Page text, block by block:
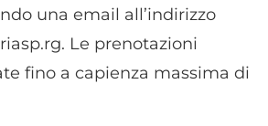
una email all’indirizzo
Le prenotazioni
fino a capienza massima di